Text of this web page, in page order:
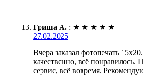
Гриша А. : ★ ★ ★ ★ ★
27.02.2025
Вчера заказал фотопечать
качественно, всё понравилось.
сервис, всё вовремя.